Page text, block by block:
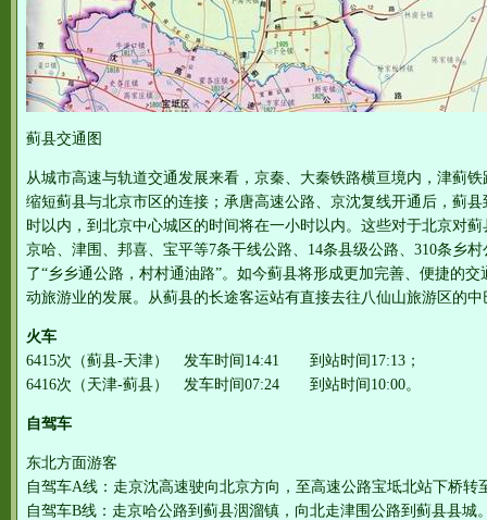
蓟县交通图
从城市高速与轨道交通发展来看，京秦、大秦铁路横亘境内，津蓟
缩短蓟县与北京市区的连接；承唐高速公路、京沈复线开通后，蓟
时以内，到北京中心城区的时间将在一小时以内。这些对于北京对
京哈、津围、邦喜、宝平等7条干线公路、14条县级公路、310条乡
了“乡乡通公路，村村通油路”。如今蓟县将形成更加完善、便捷的
动旅游业的发展。从蓟县的长途客运站有直接去往八仙山旅游区的
火车
6415次（蓟县-天津） 发车时间14:41 到站时间17:13；
6416次（天津-蓟县） 发车时间07:24 到站时间10:00。
自驾车
东北方面游客
自驾车A线：走京沈高速驶向北京方向，至高速公路宝坻北站下桥转
自驾车B线：走京哈公路到蓟县洇溜镇，向北走津围公路到蓟县县城